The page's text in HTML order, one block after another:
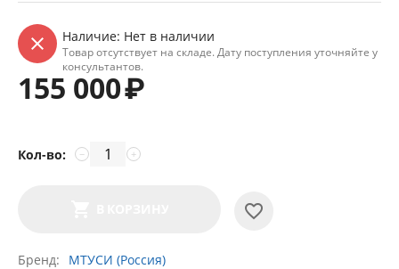
Наличие: Нет в наличии
Товар отсутствует на складе. Дату поступления уточняйте у
консультантов.
155 000₽
Кол-во: +
−
Бренд МТУСИ (Россия)